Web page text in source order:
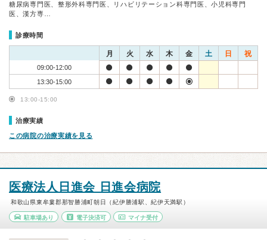
糖尿病専門医、整形外科専門医、リハビリテーション科専門医、小児科専門
医、漢方専…
診療時間
月 火 水 木 金 土 日 祝
09:00-12:00
13:30-15:00
13:00-15:00
治療実績
この病院の治療実績を見る
医療法人日進会 日進会病院
和歌山県東牟婁郡那智勝浦町朝日（紀伊勝浦駅、紀伊天満駅）
駐車場あり 電子決済可 マイナ受付